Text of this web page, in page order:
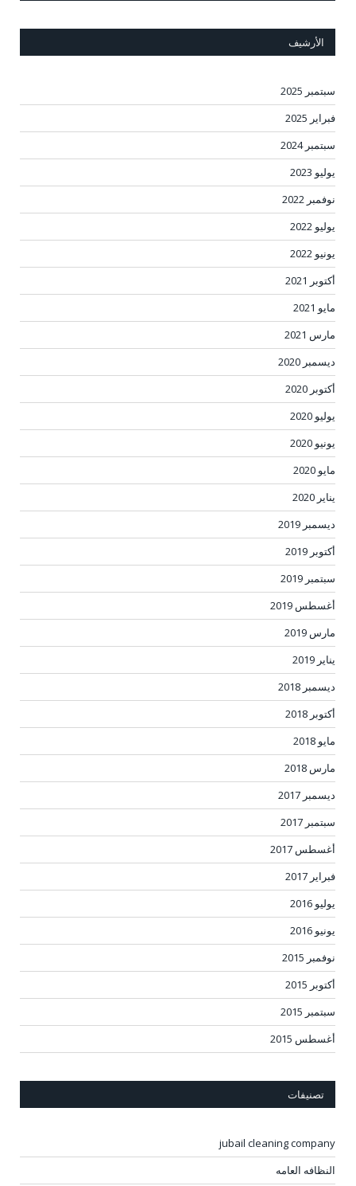
الأرشيف
سبتمبر 2025
فبراير 2025
سبتمبر 2024
يوليو 2023
نوفمبر 2022
يوليو 2022
يونيو 2022
أكتوبر 2021
مايو 2021
مارس 2021
ديسمبر 2020
أكتوبر 2020
يوليو 2020
يونيو 2020
مايو 2020
يناير 2020
ديسمبر 2019
أكتوبر 2019
سبتمبر 2019
أغسطس 2019
مارس 2019
يناير 2019
ديسمبر 2018
أكتوبر 2018
مايو 2018
مارس 2018
ديسمبر 2017
سبتمبر 2017
أغسطس 2017
فبراير 2017
يوليو 2016
يونيو 2016
نوفمبر 2015
أكتوبر 2015
سبتمبر 2015
أغسطس 2015
تصنيفات
jubail cleaning company
النظافه العامه